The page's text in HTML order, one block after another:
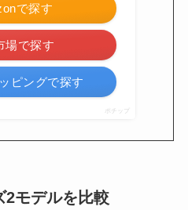
で探す
場で探す
ピングで探す
ポチップ
モデルを比較